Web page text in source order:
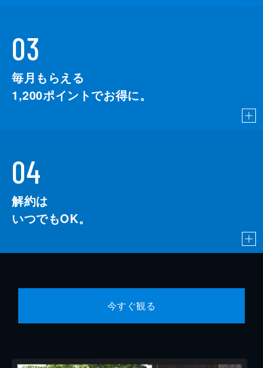
03
毎月もらえる
1,200ポイントでお得に。
04
解約は
いつでもOK。
今すぐ観る